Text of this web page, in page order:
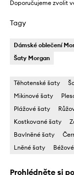
Doporučujeme zvolit
Tagy
Dámské oblečení
Šaty Morgan
Těhotenské šaty
Mikinové šaty
Plážové šaty
Kostkované šaty
Bavlněné šaty
Lněné šaty
Prohlédněte si